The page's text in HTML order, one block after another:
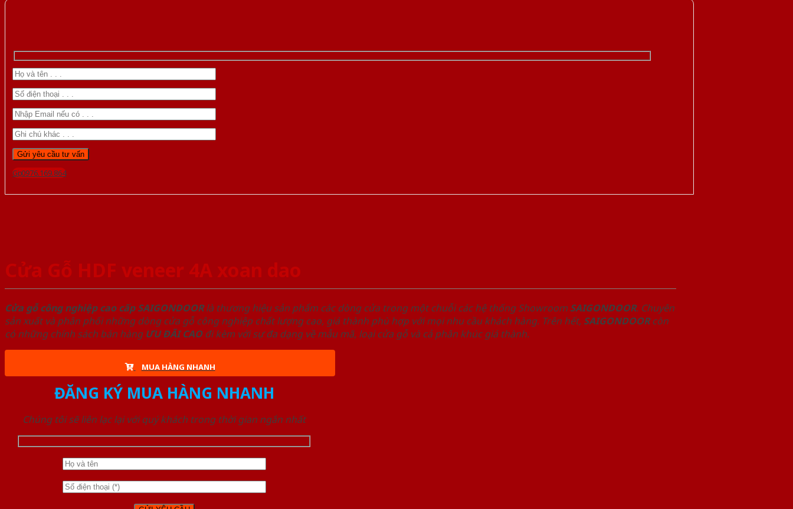
Gọi 0976.169.864
Cửa Gỗ HDF veneer 4A xoan dao
Cửa gỗ công nghiệp cao cấp SAIGONDOORlà thương hiệu sản phẩm các dòng cửa trong một chuỗi các hệ thống Showroom SAIGONDOOR. Chuyên
sản xuất và phân phối những dòng cửa gỗ công nghiệp chất lượng cao, giá thành phù hợp với mọi nhu cầu khách hàng. Trên hết, SAIGONDOORcòn
có những chính sách bán hàng ƯU ĐÃI CAOđi kèm với sự đa dạng về mẫu mã, loại cửa gỗ và cả phân khúc giá thành.
MUA HÀNG NHANH
ĐĂNG KÝ MUA HÀNG NHANH
Chúng tôi sẽ liên lạc lại với quý khách trong thời gian ngắn nhất